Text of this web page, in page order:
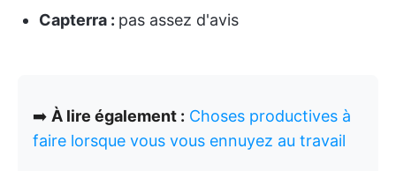
Capterra : pas assez d'avis
➡️ À lire également : Choses productives à
faire lorsque vous vous ennuyez au travail